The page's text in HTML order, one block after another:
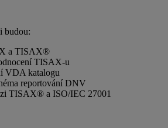
budou:
a TISAX®
TISAX-u
VDA katalogu
reportování DNV
TISAX® a ISO/IEC 27001